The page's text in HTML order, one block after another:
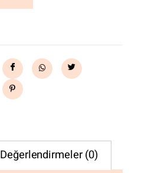
Değerlendirmeler (0)